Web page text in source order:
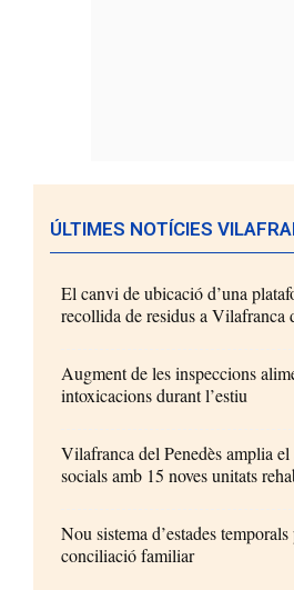
ÚLTIMES NOTÍCIES
El canvi de ubicació d’una
recollida de residus a Vilafranca
Augment de les inspeccions
intoxicacions durant l’estiu
Vilafranca del Penedès amplia el
socials amb 15 noves unitats
Nou sistema d’estades
conciliació familiar